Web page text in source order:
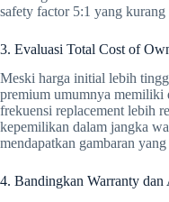
safety factor 5:1 yang
3. Evaluasi Total Cost of
Meski harga initial lebih
premium umumnya memiliki
frekuensi replacement lebih
kepemilikan dalam jangka
mendapatkan gambaran
4. Bandingkan Warranty dan